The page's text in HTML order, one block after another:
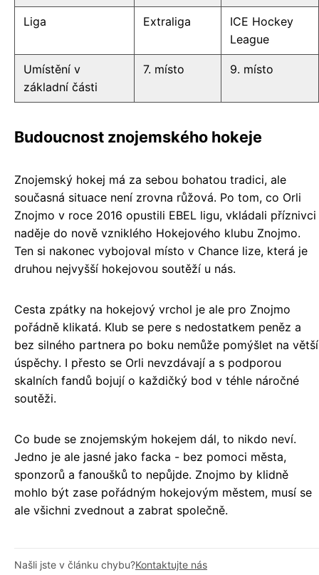
Liga Extraliga
ICE Hockey
League
Umístění v
základní části
7. místo 9. místo
Budoucnost znojemského hokeje
Znojemský hokej má za sebou bohatou tradici, ale
současná situace není zrovna růžová. Po tom, co Orli
Znojmo v roce 2016 opustili EBEL ligu, vkládali příznivci
naděje do nově vzniklého Hokejového klubu Znojmo.
Ten si nakonec vybojoval místo v Chance lize, která je
druhou nejvyšší hokejovou soutěží u nás.
Cesta zpátky na hokejový vrchol je ale pro Znojmo
pořádně klikatá. Klub se pere s nedostatkem peněz a
bez silného partnera po boku nemůže pomýšlet na větší
úspěchy. I přesto se Orli nevzdávají a s podporou
skalních fandů bojují o každičký bod v téhle náročné
soutěži.
Co bude se znojemským hokejem dál, to nikdo neví.
Jedno je ale jasné jako facka - bez pomoci města,
sponzorů a fanoušků to nepůjde. Znojmo by klidně
mohlo být zase pořádným hokejovým městem, musí se
ale všichni zvednout a zabrat společně.
Našli jste v článku chybu?Kontaktujte nás